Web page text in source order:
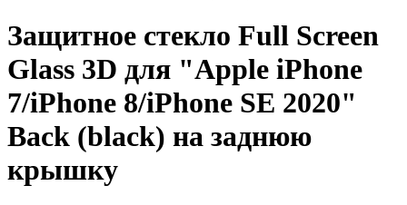
Защитное стекло Full Screen
Glass 3D для "Apple iPhone
7/iPhone 8/iPhone SE 2020"
Back (black) на заднюю
крышку